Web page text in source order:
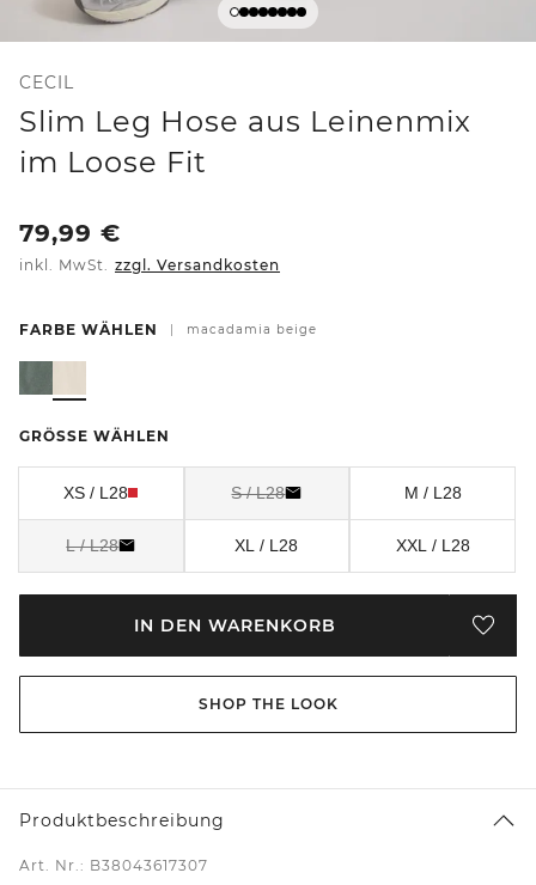
CECIL
Slim Leg Hose aus Leinenmix
im Loose Fit
79,99 €
inkl. MwSt. zzgl. Versandkosten
FARBE WÄHLEN macadamia beige
GRÖSSE WÄHLEN
XS / L28 S / L28 M / L28
L / L28 XL / L28 XXL / L28
IN DEN WARENKORB
SHOP THE LOOK
Produktbeschreibung
Art. Nr.: B38043617307